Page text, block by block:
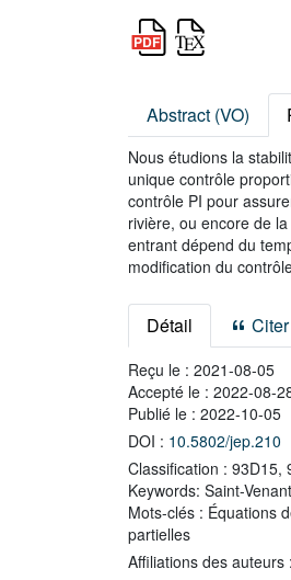
Abstract (VO)
Nous étudions la
unique contrôle
contrôle PI pour
rivière, ou encore de
entrant dépend du
modification du
Détail
Reçu le : 2021-08-05
Accepté le : 2022-08-
Publié le : 2022-10-05
DOI : 10.5802/jep.210
Classification : 93D15,
Keywords: Saint-
Mots-clés : Équations
partielles
Affiliations des auteurs :